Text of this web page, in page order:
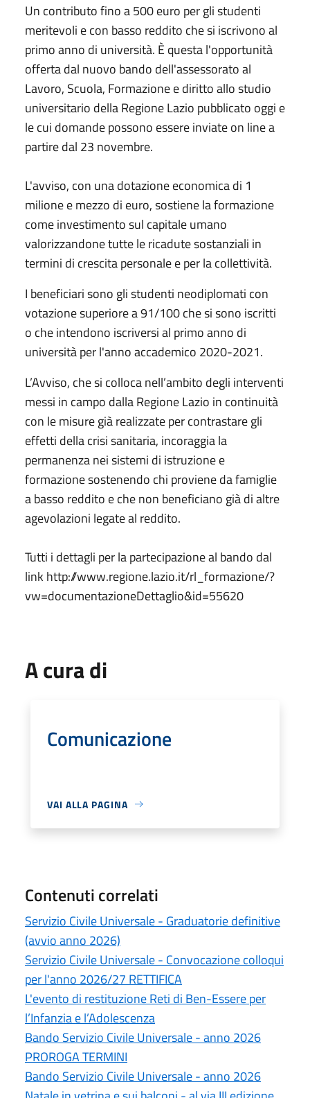
Un contributo fino a 500 euro per gli studenti
meritevoli e con basso reddito che si iscrivono al
primo anno di università. È questa l'opportunità
offerta dal nuovo bando dell'assessorato al
Lavoro, Scuola, Formazione e diritto allo studio
universitario della Regione Lazio pubblicato oggi e
le cui domande possono essere inviate on line a
partire dal 23 novembre.
L'avviso, con una dotazione economica di 1
milione e mezzo di euro, sostiene la formazione
come investimento sul capitale umano
valorizzandone tutte le ricadute sostanziali in
termini di crescita personale e per la collettività.
I beneficiari sono gli studenti neodiplomati con
votazione superiore a 91/100 che si sono iscritti
o che intendono iscriversi al primo anno di
università per l'anno accademico 2020-2021.
L’Avviso, che si colloca nell’ambito degli interventi
messi in campo dalla Regione Lazio in continuità
con le misure già realizzate per contrastare gli
effetti della crisi sanitaria, incoraggia la
permanenza nei sistemi di istruzione e
formazione sostenendo chi proviene da famiglie
a basso reddito e che non beneficiano già di altre
agevolazioni legate al reddito.
Tutti i dettagli per la partecipazione al bando dal
link http://www.regione.lazio.it/rl_formazione/?
vw=documentazioneDettaglio&id=55620
A cura di
Comunicazione
VAI ALLA PAGINA
Contenuti correlati
Servizio Civile Universale - Graduatorie definitive
(avvio anno 2026)
Servizio Civile Universale - Convocazione colloqui
per l'anno 2026/27 RETTIFICA
L'evento di restituzione Reti di Ben-Essere per
l’Infanzia e l’Adolescenza
Bando Servizio Civile Universale - anno 2026
PROROGA TERMINI
Bando Servizio Civile Universale - anno 2026